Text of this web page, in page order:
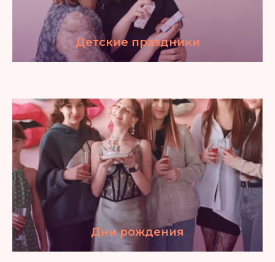
Детские праздники
Дни рождения